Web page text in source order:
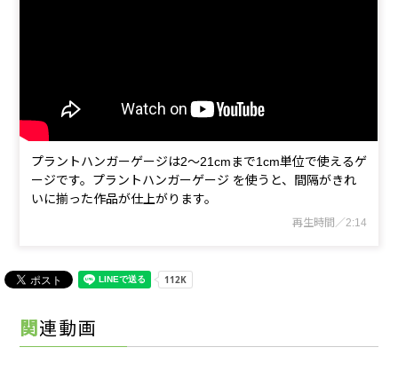
プラントハンガーゲージは2～21cmまで1cm単位で使えるゲ
ージです。プラントハンガーゲージ を使うと、間隔がきれ
いに揃った作品が仕上がります。
再生時間／2:14
関連動画